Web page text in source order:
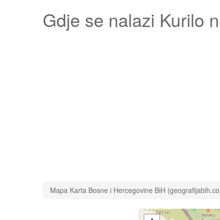
Gdje se nalazi Kurilo
Mapa Karta Bosne i Hercegovine BiH